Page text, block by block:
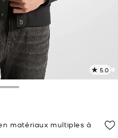
5.0
matériaux multiples à